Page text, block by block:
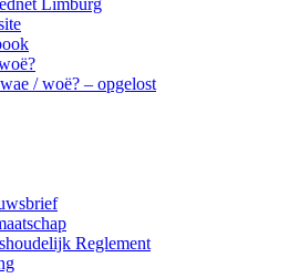
Limburg
/ woë? – opgelost
Reglement